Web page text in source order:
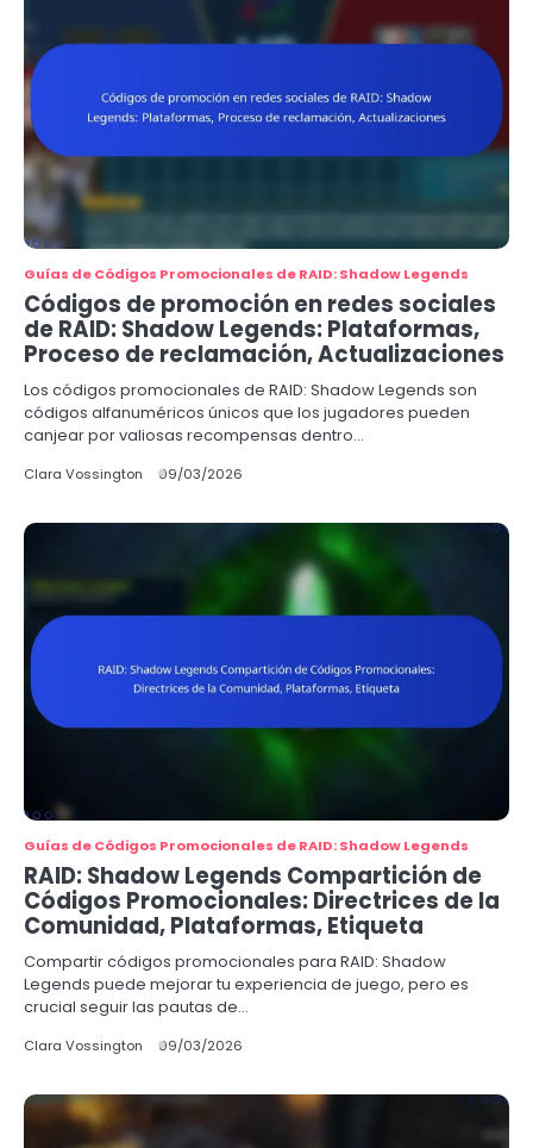
Guías de Códigos Promocionales de RAID: Shadow Legends
Códigos de promoción en redes sociales
de RAID: Shadow Legends: Plataformas,
Proceso de reclamación, Actualizaciones
Los códigos promocionales de RAID: Shadow Legends son
códigos alfanuméricos únicos que los jugadores pueden
canjear por valiosas recompensas dentro…
Clara Vossington 09/03/2026
Guías de Códigos Promocionales de RAID: Shadow Legends
RAID: Shadow Legends Compartición de
Códigos Promocionales: Directrices de la
Comunidad, Plataformas, Etiqueta
Compartir códigos promocionales para RAID: Shadow
Legends puede mejorar tu experiencia de juego, pero es
crucial seguir las pautas de…
Clara Vossington 09/03/2026